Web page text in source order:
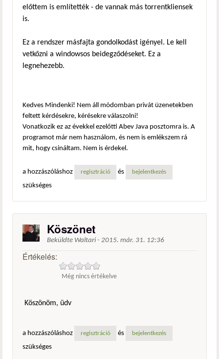
előttem is említették - de vannak más torrentkliensek
is.
Ez a rendszer másfajta gondolkodást igényel. Le kell
vetkőzni a windowsos beidegződéseket. Ez a
legnehezebb.
Kedves Mindenki! Nem áll módomban privát üzenetekben
feltett kérdésekre, kérésekre válaszolni!
Vonatkozik ez az évekkel ezelőtti Abev Java posztomra is. A
programot már nem használom, és nem is emlékszem rá
mit, hogy csináltam. Nem is érdekel.
a hozzászóláshoz regisztráció és bejelentkezés
szükséges
Köszönet
Beküldte Waltari - 2015. már. 31. 12:36
Értékelés:
Még nincs értékelve
Köszönöm, üdv
a hozzászóláshoz regisztráció és bejelentkezés
szükséges